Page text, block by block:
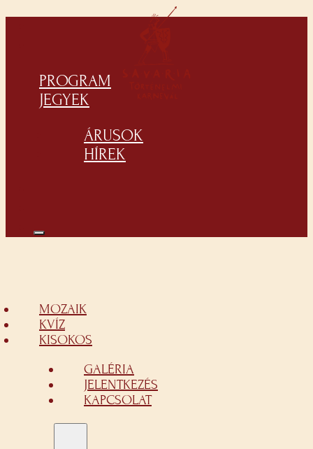
PROGRAM
JEGYEK
ÁRUSOK
HÍREK
MOZAIK
KVÍZ
KISOKOS
GALÉRIA
JELENTKEZÉS
KAPCSOLAT